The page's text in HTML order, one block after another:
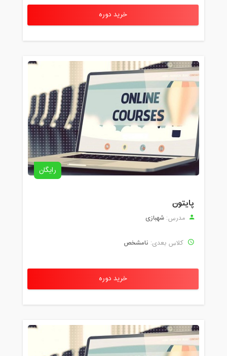
خرید دوره
رایگان
پایتون
مدرس: شهبازی
کلاس بعدی: نامشخص
خرید دوره